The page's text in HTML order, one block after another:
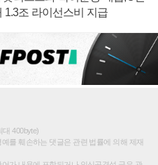
1.3조 라이선스비 지급
대 400byte)
를 훼손하는 댓글은 관련 법률에 의해 제재